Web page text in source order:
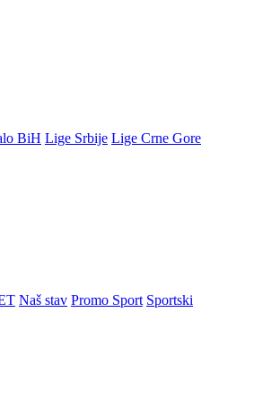
BiH Lige Srbije Lige Crne Gore
Naš stav Promo Sport Sportski